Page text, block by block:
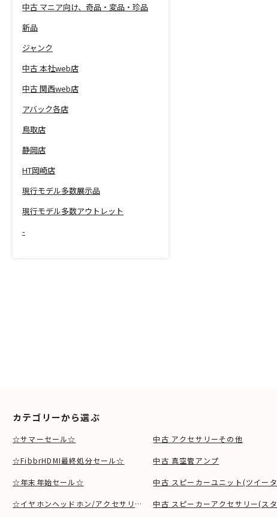
中古 マニア向け、奇品・変品・珍品
新品
ジャンク
中古 本社web店
中古 関西web店
アバック各店
鳥取店
静岡店
HT岡崎店
現行モデル多数展示品
現行モデル多数アウトレット
-
カテゴリーから選ぶ
☆サマーセール☆
☆FibbrHDMI最終処分セール☆
☆年末年始セール☆
☆イヤホンヘッドホン/アクセサリSALE☆
中古 アクセサリーその他
中古 真空管アンプ
中古 スピーカーユニット(ツイー
中古 スピーカーアクセサリー(ス